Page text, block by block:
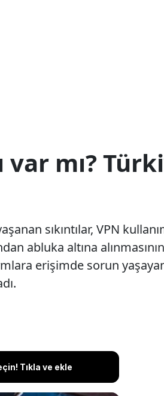
var mı?
sıkıntılar, VPN
abluka altına
erişimde sorun yaşayan
Tıkla ve ekle